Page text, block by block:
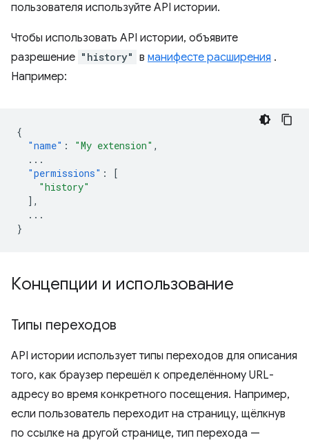
пользователя используйте API истории.
Чтобы использовать API истории, объявите
разрешение "history" в манифесте расширения .
Например:
{
"name" : "My extension" ,
...
"permissions" :
[
"history"
],
...
}
Концепции и использование
Типы переходов
API истории использует типы переходов для описания
того, как браузер перешёл к определённому URL-
адресу во время конкретного посещения. Например,
если пользователь переходит на страницу, щёлкнув
по ссылке на другой странице, тип перехода —